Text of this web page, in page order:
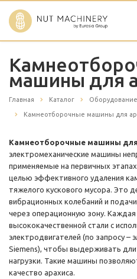
машины для
Главная Каталог
Камнеотборочные машины для
Камнеотборочные машины для
электромеханические машины
применяемые на первичных
целью эффективного удаления
тяжелого кускового мусора. Это
вибрационных колебаний и
через операционную зону.
высококачественной стали с
электродвигателей (по запросу –
Siemens), чтобы выдерживать
нагрузки. Такие машины
качество арахиса.